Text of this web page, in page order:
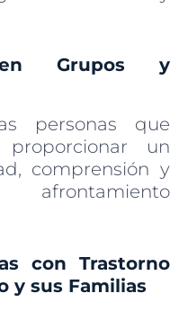
Grupos y
personas que
un
comprensión y
con Trastorno
y sus Familias